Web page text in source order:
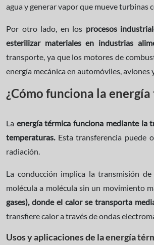
agua y generar vapor que mueve turbinas
Por otro lado, en los procesos
esterilizar materiales en industrias
transporte, ya que los motores de
energía mecánica en automóviles, aviones
¿Cómo funciona la
La energía térmica funciona mediante la
temperaturas. Esta transferencia puede
radiación.
La conducción implica la transmisión
molécula a molécula sin un movimiento
gases), donde el calor se transporta
transfiere calor a través de ondas
Usos y aplicaciones de la energía